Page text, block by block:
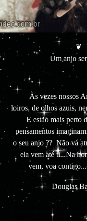
❦
Um anjo
Às vezes nossos
loiros, de olhos azuis,
E estão mais perto
pensamentos
o seu anjo ?? Não vá
ela vem até ti...Na
vem, voa
Douglas